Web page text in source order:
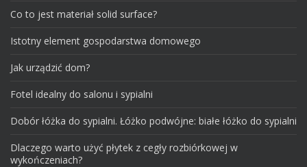
Co to jest materiał solid surface?
Istotny element gospodarstwa domowego
Jak urządzić dom?
Fotel idealny do salonu i sypialni
Dobór łóżka do sypialni. Łóżko podwójne: białe łóżko do sypialni
Dlaczego warto użyć płytek z cegły rozbiórkowej w
wykończeniach?